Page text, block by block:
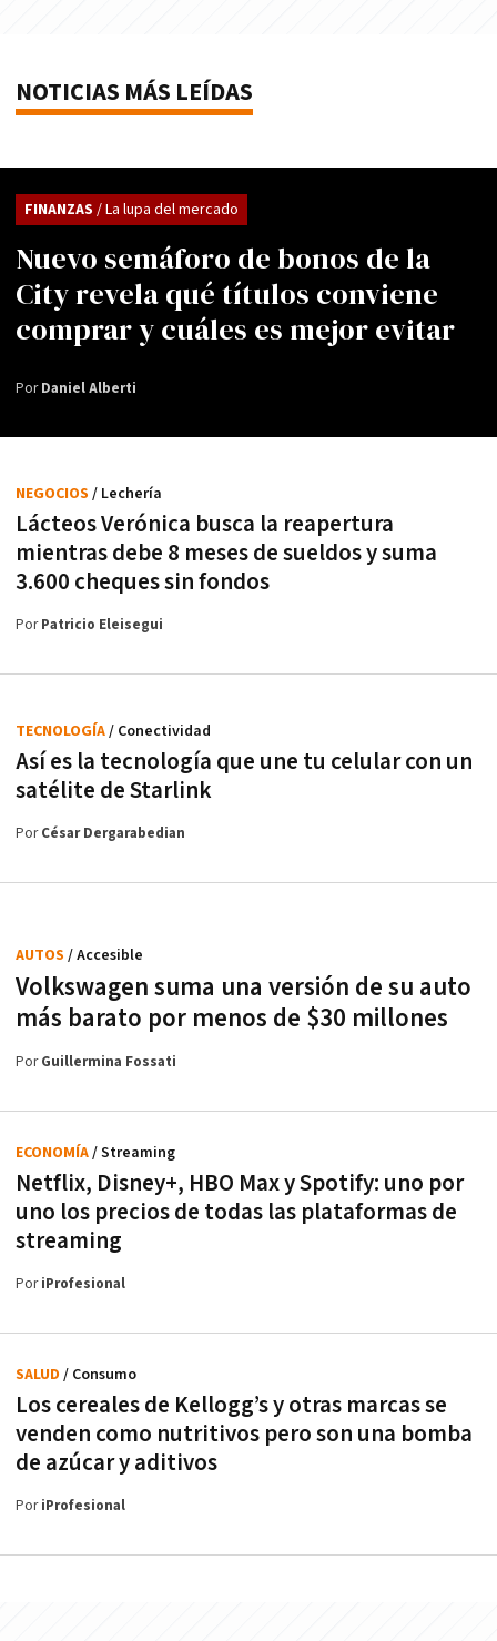
NOTICIAS MÁS LEÍDAS
Nuevo semáforo de bonos de la
City revela qué títulos conviene
comprar y cuáles es mejor evitar
FINANZAS / La lupa del mercado
PorDaniel Alberti
Lácteos Verónica busca la reapertura
mientras debe 8 meses de sueldos y suma
3.600 cheques sin fondos
NEGOCIOS / Lechería
PorPatricio Eleisegui
Así es la tecnología que une tu celular con un
satélite de Starlink
TECNOLOGÍA/ Conectividad
PorCésar Dergarabedian
Volkswagen suma una versión de su auto
más barato por menos de $30 millones
AUTOS / Accesible
PorGuillermina Fossati
Netflix, Disney+, HBO Max y Spotify: uno por
uno los precios de todas las plataformas de
streaming
ECONOMÍA/ Streaming
PoriProfesional
Los cereales de Kellogg’s y otras marcas se
venden como nutritivos pero son una bomba
de azúcar y aditivos
SALUD / Consumo
PoriProfesional